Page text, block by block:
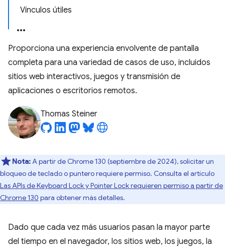
Vínculos útiles
Proporciona una experiencia envolvente de pantalla
completa para una variedad de casos de uso, incluidos
sitios web interactivos, juegos y transmisión de
aplicaciones o escritorios remotos.
Thomas Steiner
Nota:A partir de Chrome 130 (septiembre de 2024), solicitar un
bloqueo de teclado o puntero requiere permiso. Consulta el artículo
Las APIs de Keyboard Lock y Pointer Lock requieren permiso a partir de
Chrome 130 para obtener más detalles.
Dado que cada vez más usuarios pasan la mayor parte
del tiempo en el navegador, los sitios web, los juegos, la